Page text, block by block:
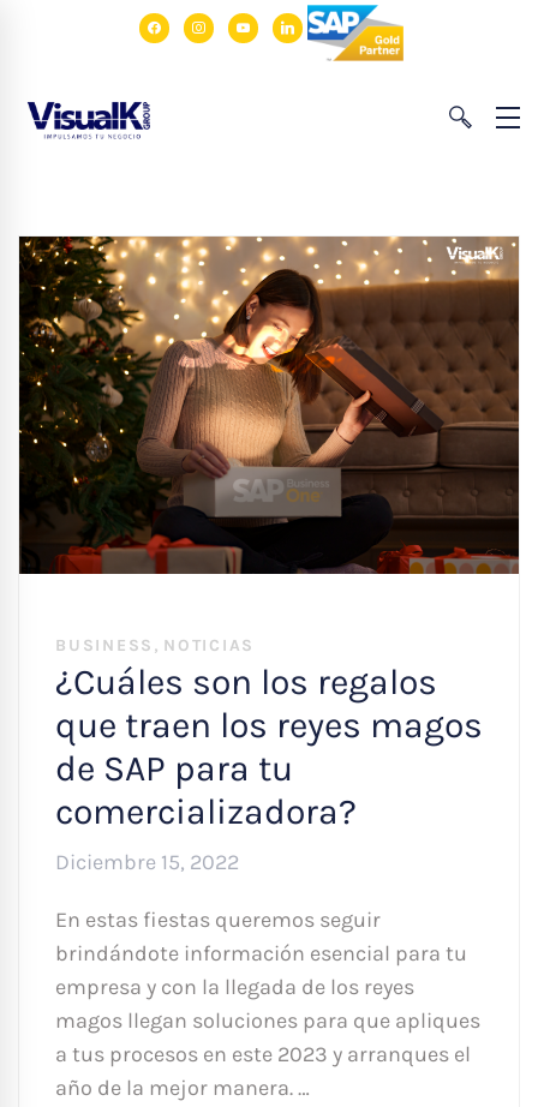
facebookinstagram
youtubelinkedin
BUSINESS , NOTICIAS
¿Cuáles son los regalos
que traen los reyes magos
de SAP para tu
comercializadora?
Diciembre 15, 2022
En estas fiestas queremos seguir
brindándote información esencial para tu
empresa y con la llegada de los reyes
magos llegan soluciones para que apliques
a tus procesos en este 2023 y arranques el
año de la mejor manera. …